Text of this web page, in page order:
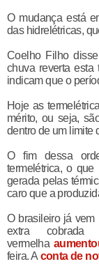
O mudança está
das hidrelétricas,
Coelho Filho
chuva reverta esta
indicam que o
Hoje as
mérito, ou seja,
dentro de um limite
O fim dessa
termelétrica, o
gerada pelas
caro que a
O brasileiro já vem
extra
vermelha
feira. A conta de